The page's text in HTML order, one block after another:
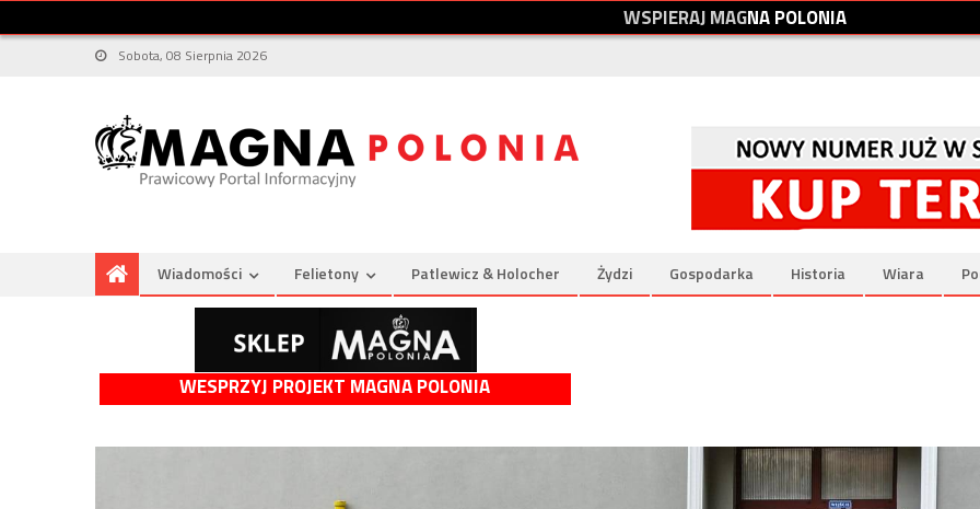
WSPIERAJMAGNAPOLONIA
Sobota, 08 Sierpnia 2026
Wiadomości Felietony Patlewicz & Holocher Żydzi Gospodarka Historia Wiara
WESPRZYJ PROJEKT MAGNA POLONIA